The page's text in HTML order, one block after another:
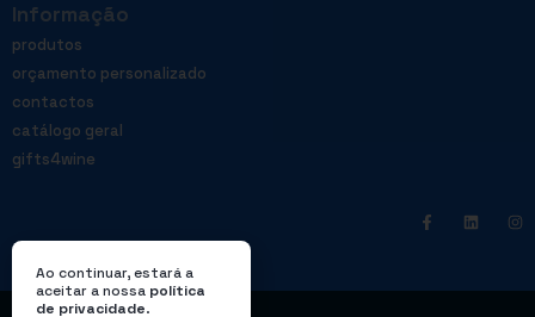
Informação
produtos
orçamento personalizado
contactos
catálogo geral
gifts4wine
Ao continuar, estará a
aceitar a nossa política
de privacidade.